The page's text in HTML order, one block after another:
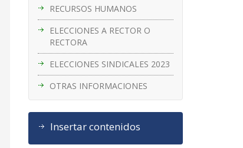
RECURSOS HUMANOS
ELECCIONES A RECTOR O
RECTORA
ELECCIONES SINDICALES 2023
OTRAS INFORMACIONES
Insertar contenidos